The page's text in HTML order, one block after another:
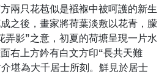
兩只花苞似是襁褓中被呵護的新生
之後，畫家將荷葉淡敷以花青，朦
弄影”之意，初夏的荷塘呈現一片水
右上方鈐有白文方印“長共天難
堪為大千居士所刻。鮮見於居士